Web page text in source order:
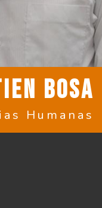
BOSA
Humanas